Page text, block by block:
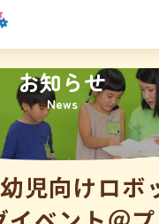
お知らせ
News
児向けロボ